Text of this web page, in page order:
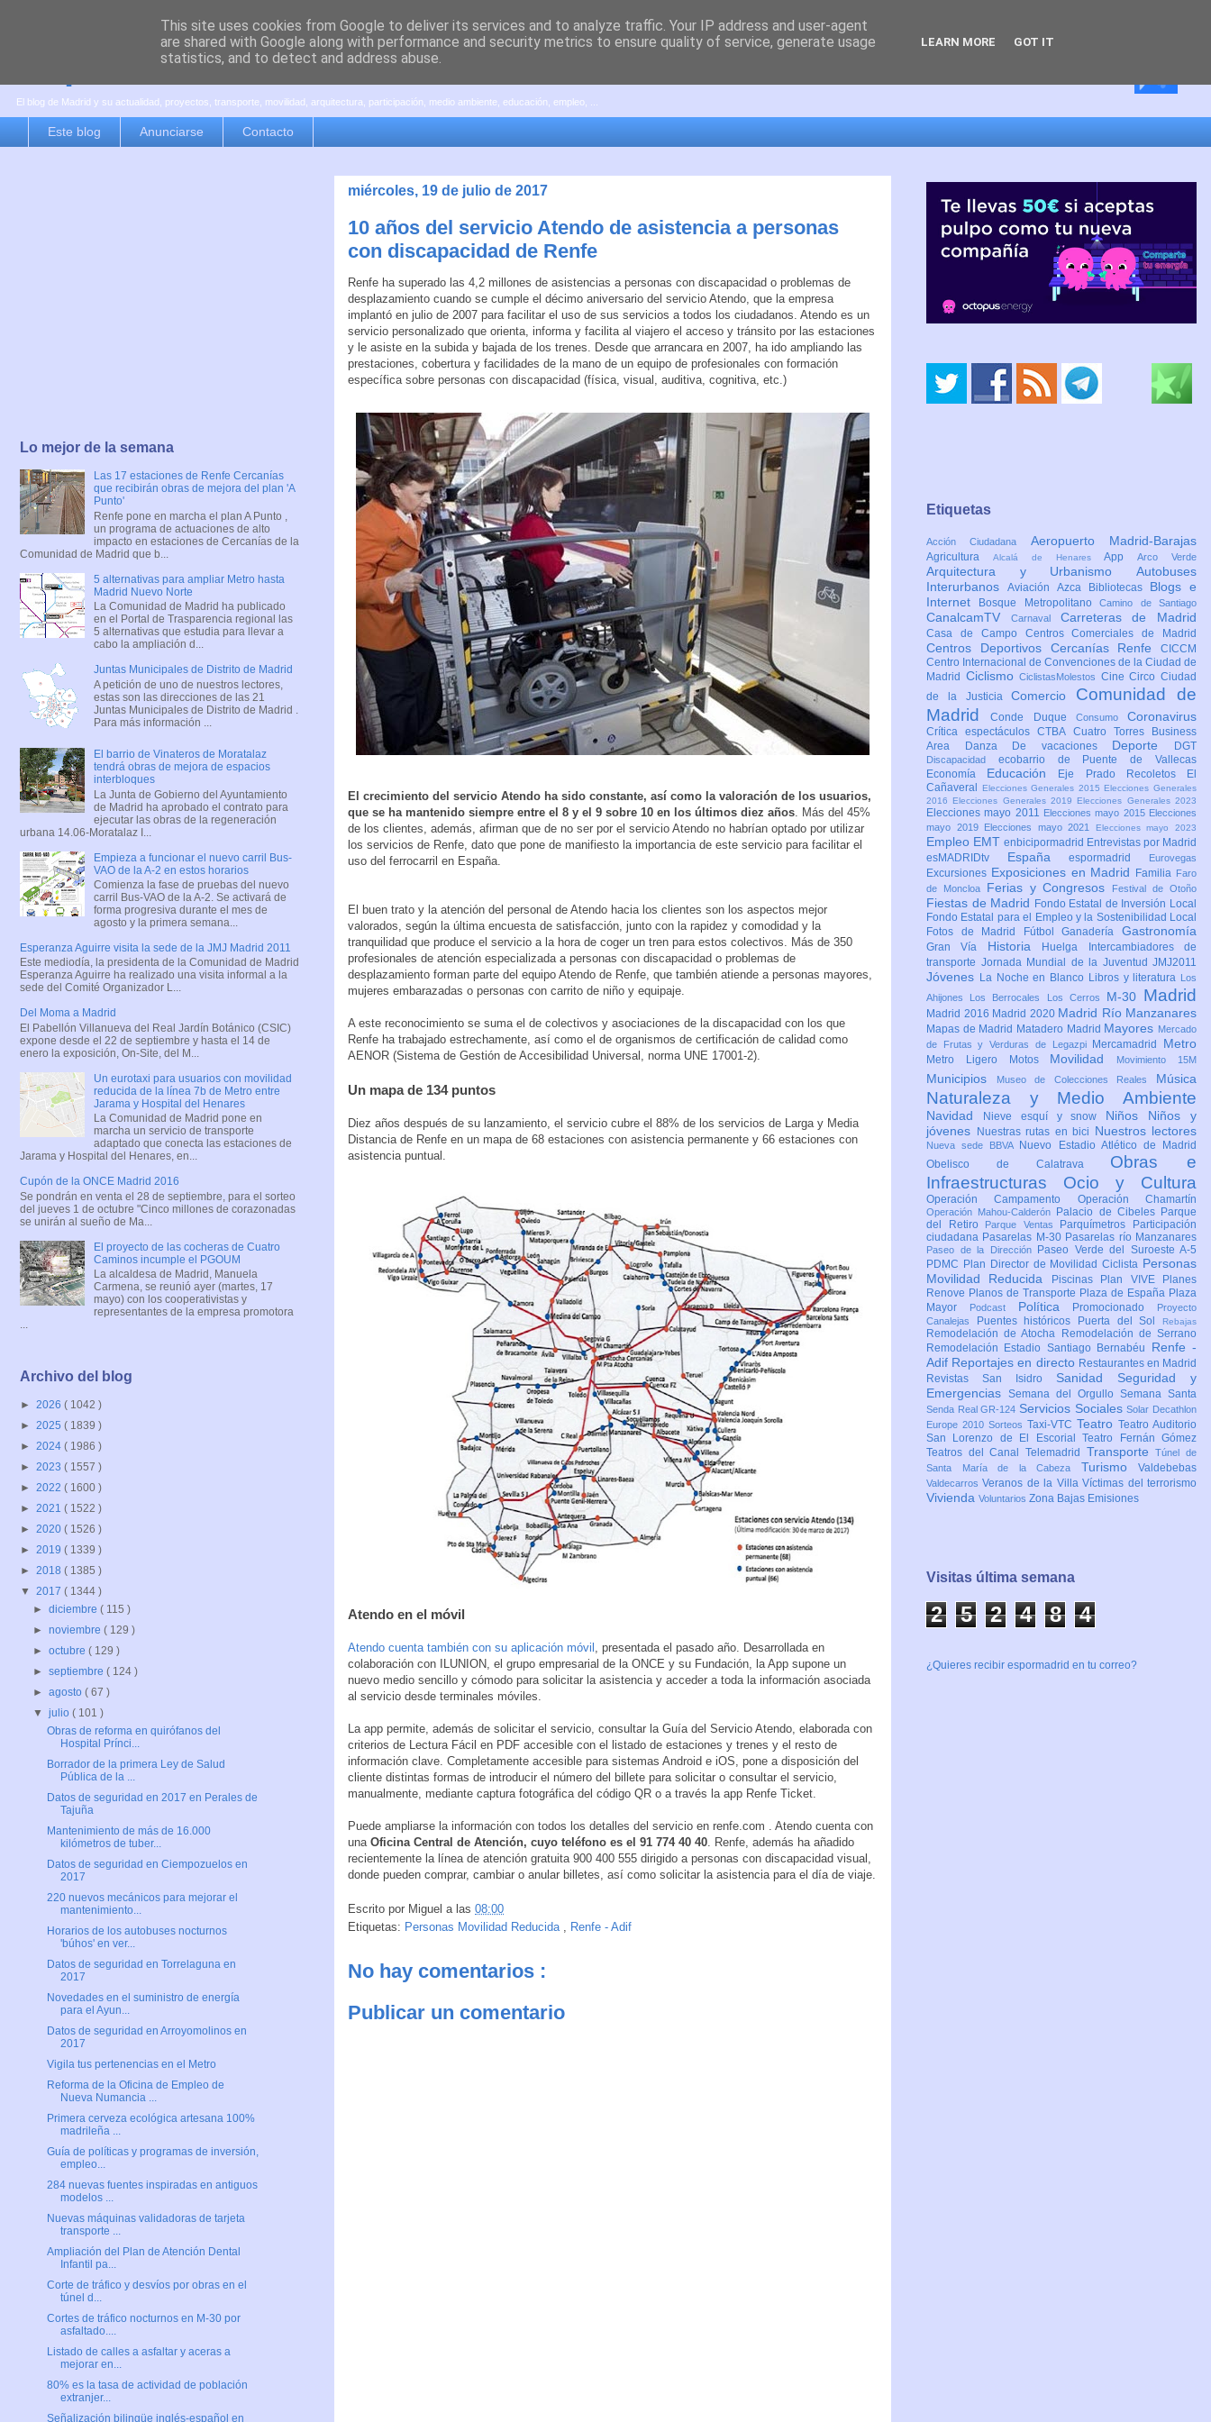
es por madrid
El blog de Madrid y su actualidad, proyectos, transporte, movilidad, arquitectura, participación, medio ambiente, educación, empleo, ...
Este blog Anunciarse Contacto
miércoles, 19 de julio de 2017
10 años del servicio Atendo de asistencia a personas
con discapacidad de Renfe
Renfe ha superado las 4,2 millones de asistencias a personas con discapacidad o problemas de
desplazamiento cuando se cumple el décimo aniversario del servicio Atendo, que la empresa
implantó en julio de 2007 para facilitar el uso de sus servicios a todos los ciudadanos. Atendo es un
servicio personalizado que orienta, informa y facilita al viajero el acceso y tránsito por las estaciones
y le asiste en la subida y bajada de los trenes. Desde que arrancara en 2007, ha ido ampliando las
prestaciones, cobertura y facilidades de la mano de un equipo de profesionales con formación
específica sobre personas con discapacidad (física, visual, auditiva, cognitiva, etc.)
El crecimiento del servicio Atendo ha sido constante, así como la valoración de los usuarios,
que se ha mantenido siempre entre el 8 y el 9 sobre 10 en los últimos diez años . Más del 45%
de los clientes, además, afirman que de no ser por el servicio Atendo no habrían optado por utilizar
los servicios de Renfe, dato que pone de manifiesto la importancia de este servicio para facilitar el
uso del ferrocarril en España.
El buen trato y la atención del personal de Atendo hacia los clientes son los aspectos mejor
valorados, según la última encuesta de satisfacción, junto con la rapidez y comodidad y la
tranquilidad que produce el servicio a la hora de coger un tren para estos colectivos. Más de 350
profesionales de atención especializada a personas con discapacidad o problemas de
desplazamiento forman parte del equipo Atendo de Renfe, que también atiende a personas mayores,
mujeres embarazadas o personas con carrito de niño y equipaje.
A este reconocimiento se suma el de colectivos y asociaciones de la discapacidad con los que
Renfe ha trabajado estrechamente, así como el de organismos de certificación de calidad como
AENOR (Sistema de Gestión de Accesibilidad Universal, norma UNE 17001-2).
Un mapa de 134 puntos
Diez años después de su lanzamiento, el servicio cubre el 88% de los servicios de Larga y Media
Distancia de Renfe en un mapa de 68 estaciones con asistencia permanente y 66 estaciones con
asistencia puntual.
Atendo en el móvil
Atendo cuenta también con su aplicación móvil
, presentada el pasado año. Desarrollada en
colaboración con ILUNION, el grupo empresarial de la ONCE y su Fundación, la App supone un
nuevo medio sencillo y cómodo para solicitar la asistencia y acceder a toda la información asociada
al servicio desde terminales móviles.
La app permite, además de solicitar el servicio, consultar la Guía del Servicio Atendo, elaborada con
criterios de Lectura Fácil en PDF accesible con el listado de estaciones y trenes y el resto de
información clave. Completamente accesible para sistemas Android e iOS, pone a disposición del
cliente distintas formas de introducir el número del billete para solicitar o consultar el servicio,
manualmente, mediante captura fotográfica del código QR o a través la app Renfe Ticket.
Puede ampliarse la información con todos los detalles del servicio en renfe.com . Atendo cuenta con
una Oficina Central de Atención, cuyo teléfono es el 91 774 40 40 . Renfe, además ha añadido
recientemente la línea de atención gratuita 900 400 555 dirigido a personas con discapacidad visual,
donde pueden comprar, cambiar o anular billetes, así como solicitar la asistencia para el día de viaje.
Escrito por Miguel a las 08:00
Etiquetas: Personas Movilidad Reducida , Renfe - Adif
No hay comentarios :
Publicar un comentario
Lo mejor de la semana
Las 17 estaciones de Renfe Cercanías
que recibirán obras de mejora del plan 'A
Punto'
Renfe pone en marcha el plan A Punto ,
un programa de actuaciones de alto
impacto en estaciones de Cercanías de la
Comunidad de Madrid que b...
5 alternativas para ampliar Metro hasta
Madrid Nuevo Norte
La Comunidad de Madrid ha publicado
en el Portal de Trasparencia regional las
5 alternativas que estudia para llevar a
cabo la ampliación d...
Juntas Municipales de Distrito de Madrid
A petición de uno de nuestros lectores,
estas son las direcciones de las 21
Juntas Municipales de Distrito de Madrid .
Para más información ...
El barrio de Vinateros de Moratalaz
tendrá obras de mejora de espacios
interbloques
La Junta de Gobierno del Ayuntamiento
de Madrid ha aprobado el contrato para
ejecutar las obras de la regeneración
urbana 14.06-Moratalaz I...
Empieza a funcionar el nuevo carril Bus-
VAO de la A-2 en estos horarios
Comienza la fase de pruebas del nuevo
carril Bus-VAO de la A-2. Se activará de
forma progresiva durante el mes de
agosto y la primera semana...
Esperanza Aguirre visita la sede de la JMJ Madrid 2011
Este mediodía, la presidenta de la Comunidad de Madrid
Esperanza Aguirre ha realizado una visita informal a la
sede del Comité Organizador L...
Del Moma a Madrid
El Pabellón Villanueva del Real Jardín Botánico (CSIC)
expone desde el 22 de septiembre y hasta el 14 de
enero la exposición, On-Site, del M...
Un eurotaxi para usuarios con movilidad
reducida de la línea 7b de Metro entre
Jarama y Hospital del Henares
La Comunidad de Madrid pone en
marcha un servicio de transporte
adaptado que conecta las estaciones de
Jarama y Hospital del Henares, en...
Cupón de la ONCE Madrid 2016
Se pondrán en venta el 28 de septiembre, para el sorteo
del jueves 1 de octubre "Cinco millones de corazonadas
se unirán al sueño de Ma...
El proyecto de las cocheras de Cuatro
Caminos incumple el PGOUM
La alcaldesa de Madrid, Manuela
Carmena, se reunió ayer (martes, 17
mayo) con los cooperativistas y
representantes de la empresa promotora
...
Archivo del blog
► 2026 ( 1042 )
► 2025 ( 1839 )
► 2024 ( 1986 )
► 2023 ( 1557 )
► 2022 ( 1600 )
► 2021 ( 1522 )
► 2020 ( 1526 )
► 2019 ( 1339 )
► 2018 ( 1385 )
▼ 2017 ( 1344 )
►diciembre( 115 )
►noviembre( 129 )
►octubre( 129 )
►septiembre( 124 )
►agosto( 67 )
▼julio( 101 )
Obras de reforma en quirófanos del
Hospital Prínci...
Borrador de la primera Ley de Salud
Pública de la ...
Datos de seguridad en 2017 en Perales de
Tajuña
Mantenimiento de más de 16.000
kilómetros de tuber...
Datos de seguridad en Ciempozuelos en
2017
220 nuevos mecánicos para mejorar el
mantenimiento...
Horarios de los autobuses nocturnos
'búhos' en ver...
Datos de seguridad en Torrelaguna en
2017
Novedades en el suministro de energía
para el Ayun...
Datos de seguridad en Arroyomolinos en
2017
Vigila tus pertenencias en el Metro
Reforma de la Oficina de Empleo de
Nueva Numancia ...
Primera cerveza ecológica artesana 100%
madrileña ...
Guía de políticas y programas de inversión,
empleo...
284 nuevas fuentes inspiradas en antiguos
modelos ...
Nuevas máquinas validadoras de tarjeta
transporte ...
Ampliación del Plan de Atención Dental
Infantil pa...
Corte de tráfico y desvíos por obras en el
túnel d...
Cortes de tráfico nocturnos en M-30 por
asfaltado....
Listado de calles a asfaltar y aceras a
mejorar en...
80% es la tasa de actividad de población
extranjer...
Señalización bilingüe inglés-español en
Etiquetas
Acción Ciudadana Aeropuerto Madrid-Barajas
Agricultura Alcalá de HenaresAppArco Verde
Arquitectura y Urbanismo Autobuses
Interurbanos Aviación Azca Bibliotecas Blogs e
Internet
Bosque MetropolitanoCamino de Santiago
CanalcamTV Carnaval Carreteras de Madrid
Casa de Campo Centros Comerciales de Madrid
Centros Deportivos Cercanías Renfe CICCM
Centro Internacional de Convenciones de la Ciudad de
Madrid CiclismoCiclistasMolestos CineCircoCiudad
de la JusticiaComercio Comunidad de
MadridConde Duque Consumo Coronavirus
Crítica espectáculosCTBA Cuatro Torres Business
Area
Danza De vacaciones Deporte DGT
Discapacidad ecobarrio de Puente de Vallecas
Economía Educación Eje Prado Recoletos
El
Cañaveral
Elecciones Generales 2015 Elecciones Generales
2016 Elecciones Generales 2019 Elecciones Generales 2023
Elecciones mayo 2011 Elecciones mayo 2015 Elecciones
mayo 2019
Elecciones mayo 2021 Elecciones mayo 2023
Empleo EMT enbicipormadrid Entrevistas por Madrid
esMADRIDtv Españaespormadrid Eurovegas
Excursiones Exposiciones en Madrid Familia Faro
de Moncloa
Ferias y Congresos Festival de Otoño
Fiestas de Madrid Fondo Estatal de Inversión Local
Fondo Estatal para el Empleo y la Sostenibilidad Local
Fotos de Madrid
FútbolGanaderíaGastronomía
Gran Vía Historia Huelga
Intercambiadores de
transporte Jornada Mundial de la Juventud JMJ2011
Jóvenes La Noche en Blanco Libros y literatura
Los
Ahijones
Los Berrocales Los Cerros M-30 Madrid
Madrid 2016 Madrid 2020 Madrid Río Manzanares
Mapas de Madrid Matadero Madrid Mayores Mercado
de Frutas y Verduras de Legazpi
Mercamadrid Metro
Metro Ligero Motos Movilidad Movimiento 15M
Municipios Museo de Colecciones Reales Música
Naturaleza y Medio Ambiente
Navidad Nieve esquí y snow Niños Niños y
jóvenes
Nuestras rutas en bici Nuestros lectores
Nueva sede BBVA
Nuevo Estadio Atlético de Madrid
Obelisco de Calatrava Obras e
Infraestructuras Ocio y Cultura
Operación Campamento Operación Chamartín
Operación Mahou-Calderón Palacio de Cibeles Parque
del Retiro
Parque Ventas Parquímetros
Participación
ciudadana Pasarelas M-30 Pasarelas río Manzanares
Paseo de la Dirección
Paseo Verde del Suroeste A-5
PDMC Plan Director de Movilidad Ciclista Personas
Movilidad Reducida
Piscinas Plan VIVE
Planes
Renove Planos de Transporte Plaza de España Plaza
Mayor
Podcast Política Promocionado
Proyecto
Canalejas
Puentes históricos Puerta del Sol Rebajas
Remodelación de Atocha
Remodelación de Serrano
Remodelación Estadio Santiago Bernabéu Renfe -
Adif Reportajes en directo Restaurantes en Madrid
Revistas San Isidro Sanidad Seguridad y
Emergencias Semana del Orgullo Semana Santa
Senda Real GR-124 Servicios SocialesSolar Decathlon
Europe 2010 Sorteos Taxi-VTC Teatro Teatro Auditorio
San Lorenzo de El EscorialTeatro Fernán Gómez
Teatros del Canal Telemadrid TransporteTúnel de
Santa María de la Cabeza Turismo Valdebebas
ValdecarrosVeranos de la VillaVíctimas del terrorismo
Vivienda Voluntarios Zona Bajas Emisiones
Visitas última semana
2 5 2 4 8 4
¿Quieres recibir espormadrid en tu correo?
This site uses cookies from Google to deliver its services and to analyze traffic. Your IP address and user-agent
are shared with Google along with performance and security metrics to ensure quality of service, generate usage
statistics, and to detect and address abuse.
LEARN MORE GOT IT